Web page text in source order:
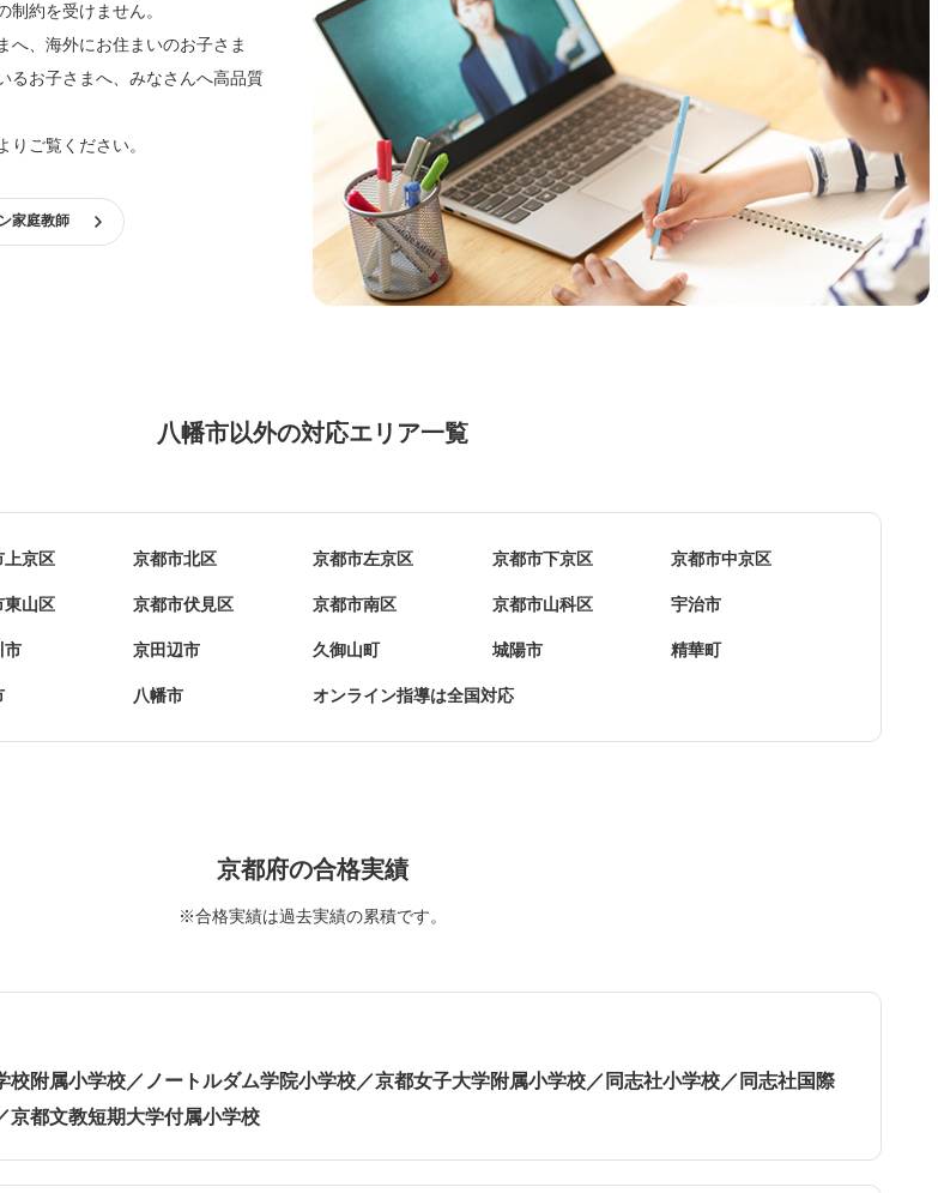
約を受けません。
へ、海外にお住まいのお子さま
るお子さまへ、みなさんへ高品質
ご覧ください。
家庭教師
八幡市以外の対応エリア一覧
上京区 京都市北区 京都市左京区 京都市下京区 京都市中京区
東山区 京都市伏見区 京都市南区 京都市山科区 宇治市
市 京田辺市 久御山町 城陽市 精華町
八幡市 オンライン指導は全国対応
京都府の合格実績
※合格実績は過去実績の累積です。
校附属小学校／ノートルダム学院小学校／京都女子大学附属小学校／同志社小学校／同志社国際
京都文教短期大学付属小学校